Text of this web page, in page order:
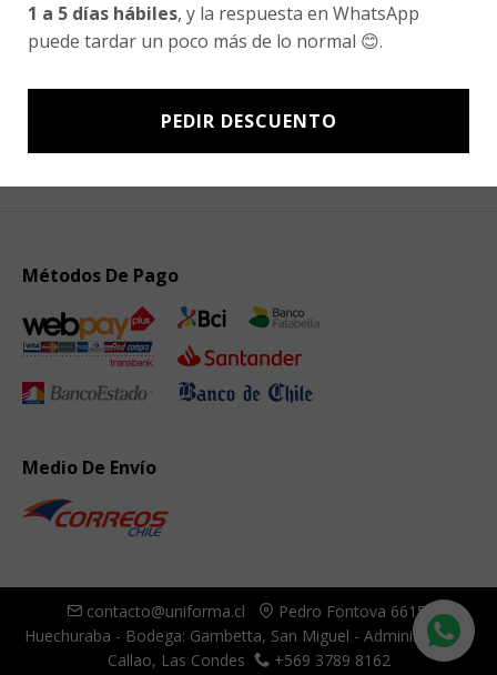
Métodos De Pago
Medio De Envío
contacto@uniforma.cl
Pedro Fontova 6615,
Huechuraba - Bodega: Gambetta, San Miguel - Administración:
Callao, Las Condes
+569 3789 8162
1 a 5 días hábiles, y la respuesta en WhatsApp
puede tardar un poco más de lo normal 😊.
PEDIR DESCUENTO